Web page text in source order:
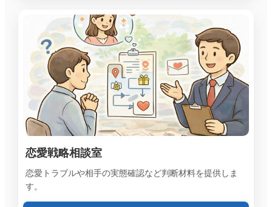
恋愛戦略相談室
恋愛トラブルや相手の実態確認など判断材料を提供しま
す。